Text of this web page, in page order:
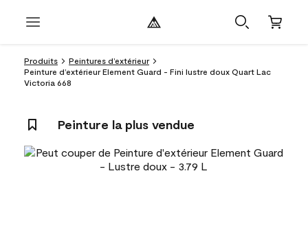
Produits
Peintures d’extérieur
Peinture d’extérieur Element Guard - Fini lustre doux Quart Lac
Victoria 668
Peinture la plus vendue